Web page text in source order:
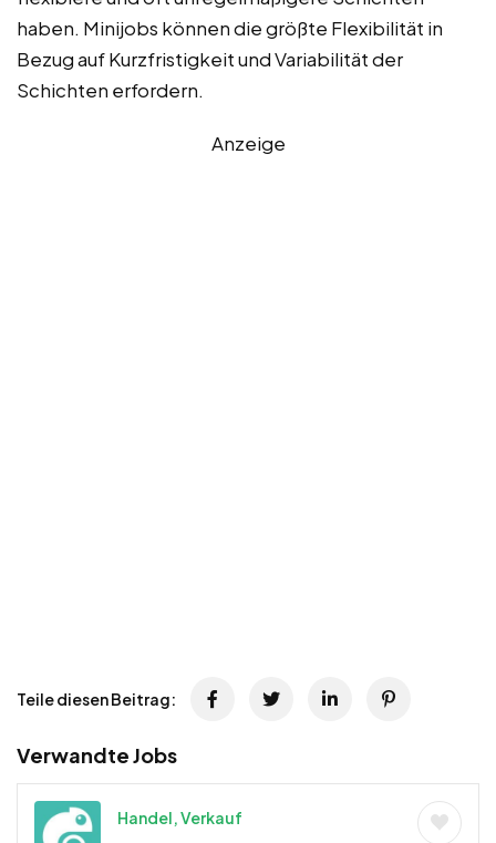
haben. Minijobs können die größte Flexibilität in
Bezug auf Kurzfristigkeit und Variabilität der
Schichten erfordern.
Anzeige
Teile diesen Beitrag:
Verwandte Jobs
Handel, Verkauf